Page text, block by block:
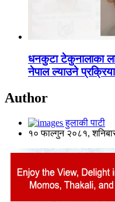
धनकुटा टेकुनालाका
नेपाल ल्याउने
Author
हुलाकी पाटी
१० फाल्गुन २०८१,